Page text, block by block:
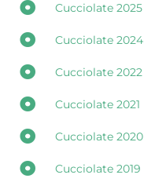
Cucciolate 2025
Cucciolate 2024
Cucciolate 2022
Cucciolate 2021
Cucciolate 2020
Cucciolate 2019